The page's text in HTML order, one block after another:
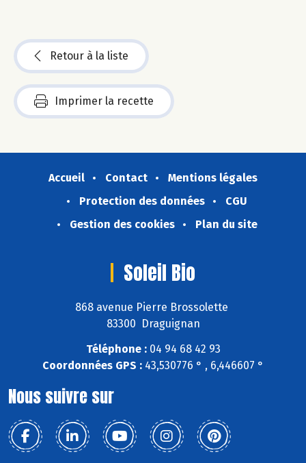
Retour à la liste
Imprimer la recette
Accueil Contact
Mentions légales
Protection des données
CGU
Gestion des cookies
Plan du site
Soleil Bio
868 avenue Pierre Brossolette
83300 Draguignan
Téléphone :04 94 68 42 93
Coordonnées GPS : 43,530776 ° , 6,446607 °
Nous suivre sur